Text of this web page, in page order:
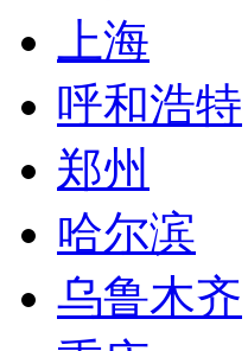
上海
呼和浩特
郑州
哈尔滨
乌鲁木齐